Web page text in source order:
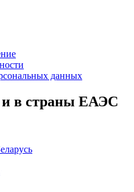
данных
и в страны ЕАЭС